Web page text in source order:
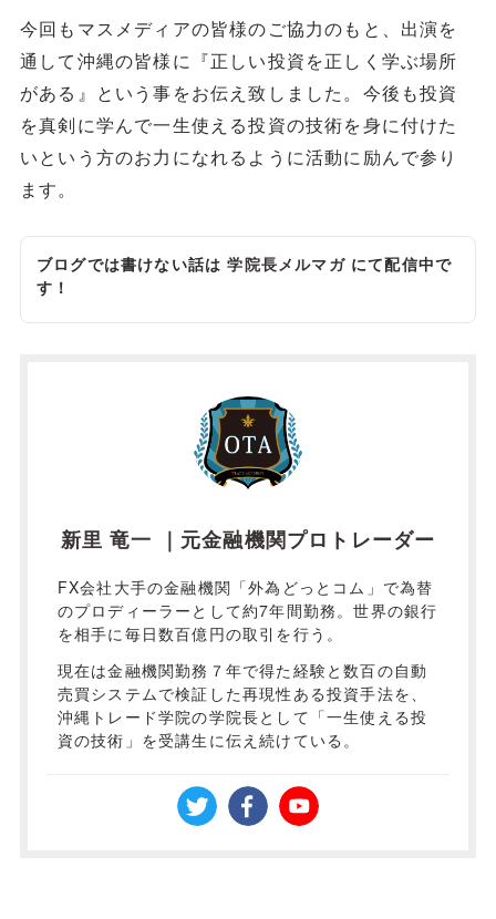
今回もマスメディアの皆様のご協力のもと、出演を
通して沖縄の皆様に『正しい投資を正しく学ぶ場所
がある』という事をお伝え致しました。今後も投資
を真剣に学んで一生使える投資の技術を身に付けた
いという方のお力になれるように活動に励んで参り
ます。
ブログでは書けない話は学院長メルマガにて配信中で
す！
新里 竜一 ｜元金融機関プロトレーダー
FX会社大手の金融機関「外為どっとコム」で為替
のプロディーラーとして約7年間勤務。世界の銀行
を相手に毎日数百億円の取引を行う。
現在は金融機関勤務７年で得た経験と数百の自動
売買システムで検証した再現性ある投資手法を、
沖縄トレード学院の学院長として「一生使える投
資の技術」を受講生に伝え続けている。